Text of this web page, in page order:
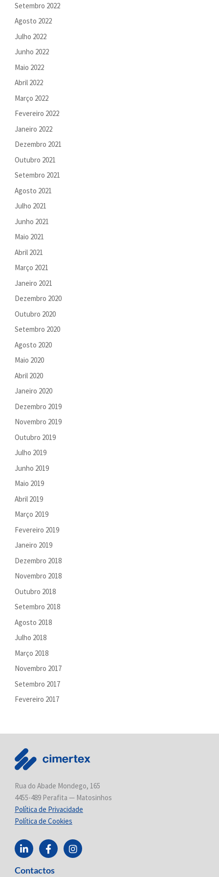
Setembro 2022
Agosto 2022
Julho 2022
Junho 2022
Maio 2022
Abril 2022
Março 2022
Fevereiro 2022
Janeiro 2022
Dezembro 2021
Outubro 2021
Setembro 2021
Agosto 2021
Julho 2021
Junho 2021
Maio 2021
Abril 2021
Março 2021
Janeiro 2021
Dezembro 2020
Outubro 2020
Setembro 2020
Agosto 2020
Maio 2020
Abril 2020
Janeiro 2020
Dezembro 2019
Novembro 2019
Outubro 2019
Julho 2019
Junho 2019
Maio 2019
Abril 2019
Março 2019
Fevereiro 2019
Janeiro 2019
Dezembro 2018
Novembro 2018
Outubro 2018
Setembro 2018
Agosto 2018
Julho 2018
Março 2018
Novembro 2017
Setembro 2017
Fevereiro 2017
Rua do Abade Mondego, 165
4455-489 Perafita — Matosinhos
Política de Privacidade
Política de Cookies
L
i
k
F
a
e
I
n
Contactos